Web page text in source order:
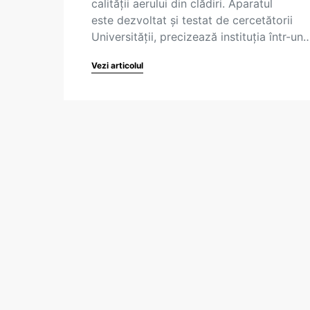
calității aerului din clădiri. Aparatul
este dezvoltat și testat de cercetătorii
Universității, precizează instituția într-
Vezi articolul